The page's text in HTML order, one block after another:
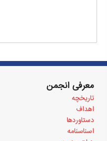
معرفی انجمن
تاریخچه
اهداف
دستاوردها
اسناسنامه